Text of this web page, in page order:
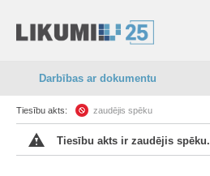
Darbības ar dokumentu
Tiesību akts: zaudējis spēku
Tiesību akts ir zaudējis spēku.